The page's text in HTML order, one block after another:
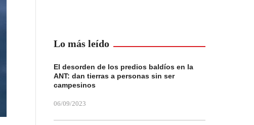
Lo más leído
El desorden de los predios baldíos en la
ANT: dan tierras a personas sin ser
campesinos
06/09/2023